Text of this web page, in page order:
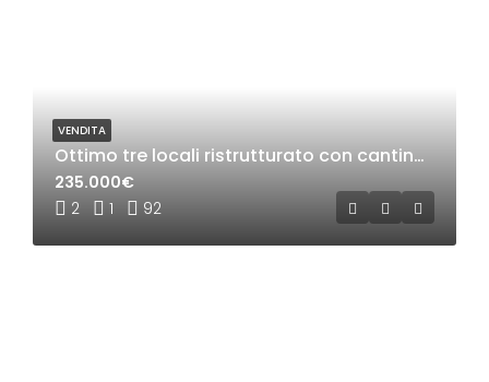
Ottimo tre locali ristrutturato con cantina e box a Rho
2 1 92
235.000€
VENDITA